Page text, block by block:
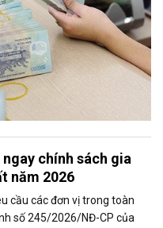
chính sách gia
năm 2026
cầu các đơn vị trong toàn
số 245/2026/NĐ-CP của